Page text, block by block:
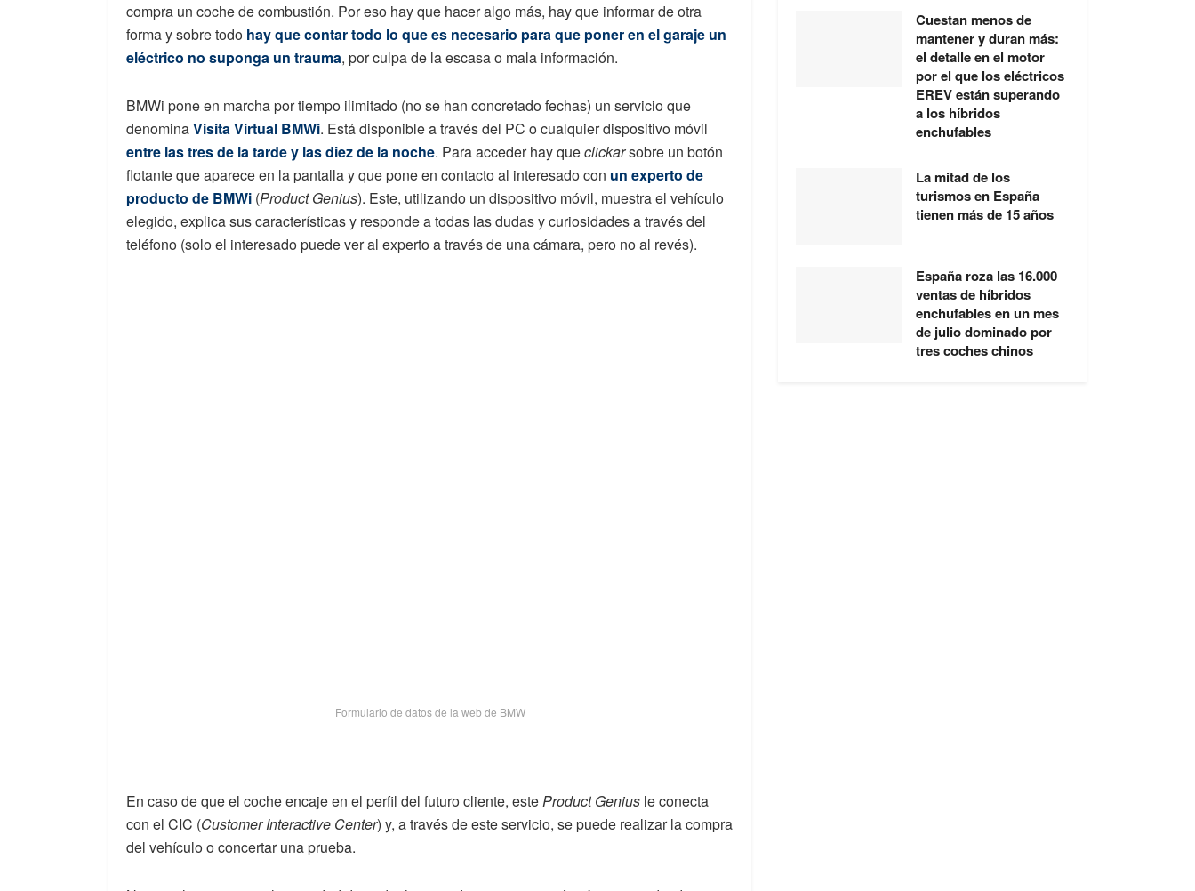
compra un coche de combustión. Por eso hay que hacer algo más, hay que informar de otra
forma y sobre todo hay que contar todo lo que es necesario para que poner en el garaje un
eléctrico no suponga un trauma, por culpa de la escasa o mala información.
BMWi pone en marcha por tiempo ilimitado (no se han concretado fechas) un servicio que
denominaVisita Virtual BMWi. Está disponible a través del PC o cualquier dispositivo móvil
entre las tres de la tarde y las diez de la noche. Para acceder hay queclickarsobre un botón
flotante que aparece en la pantalla y que pone en contacto al interesado con un experto de
producto de BMWi (Product Genius). Este, utilizando un dispositivo móvil, muestra el vehículo
elegido, explica sus características y responde a todas las dudas y curiosidades a través del
teléfono (solo el interesado puede ver al experto a través de una cámara, pero no al revés).
Formulario de datos de la web de BMW
En caso de que el coche encaje en el perfil del futuro cliente, esteProduct Genius le conecta
con el CIC (Customer Interactive Center) y, a través de este servicio, se puede realizar la compra
del vehículo o concertar una prueba.
Cuestan menos de
mantener y duran más:
el detalle en el motor
por el que los eléctricos
EREV están superando
a los híbridos
enchufables
La mitad de los
turismos en España
tienen más de 15 años
España roza las 16.000
ventas de híbridos
enchufables en un mes
de julio dominado por
tres coches chinos